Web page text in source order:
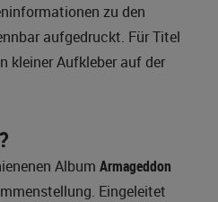
zu den
aufgedruckt. Für Titel
kleiner Aufkleber auf der
Album Armageddon
Eingeleitet